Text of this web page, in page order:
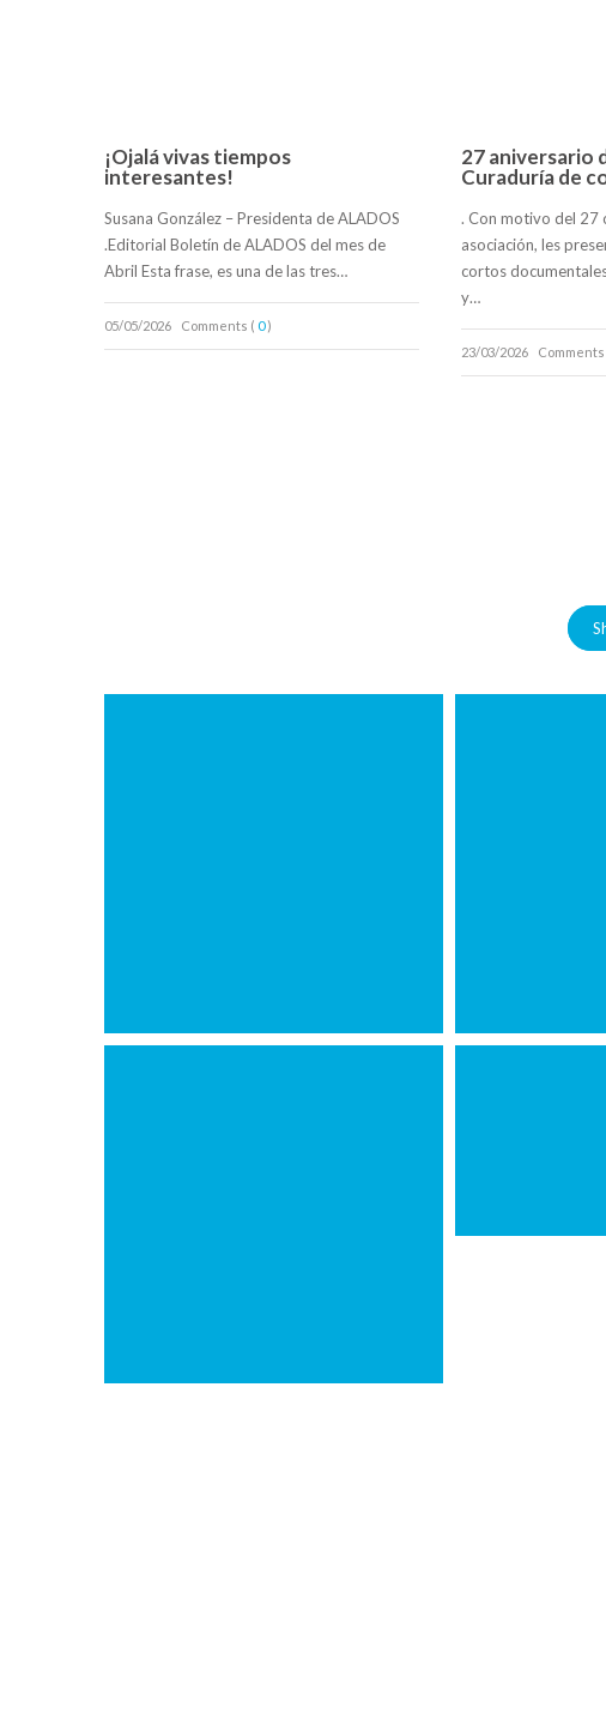
¡Ojalá vivas tiempos
interesantes!
Susana González – Presidenta de ALADOS
.Editorial Boletín de ALADOS del mes de
Abril Esta frase, es una de las tres…
05/05/2026 Comments ( 0)
27 aniversario
Curaduría de
. Con motivo del 27
asociación, les
cortos
y…
23/03/2026 Comments